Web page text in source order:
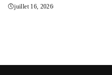
juillet 16, 2026